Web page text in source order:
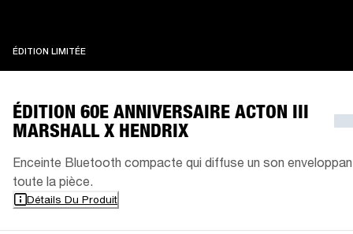
ÉDITION LIMITÉEÉDITION LIMITÉE
ÉDITION 60E ANNIVERSAIRE ACTON III
MARSHALL X HENDRIX
Enceinte Bluetooth compacte qui diffuse un son
toute la pièce.
Détails Du Produit